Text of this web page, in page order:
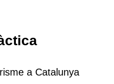
a Catalunya